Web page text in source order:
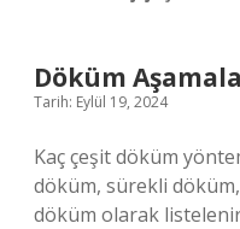
Döküm
Tarih: Eylül 19, 2024
Kaç çeşit döküm
döküm, sürekli
döküm olarak